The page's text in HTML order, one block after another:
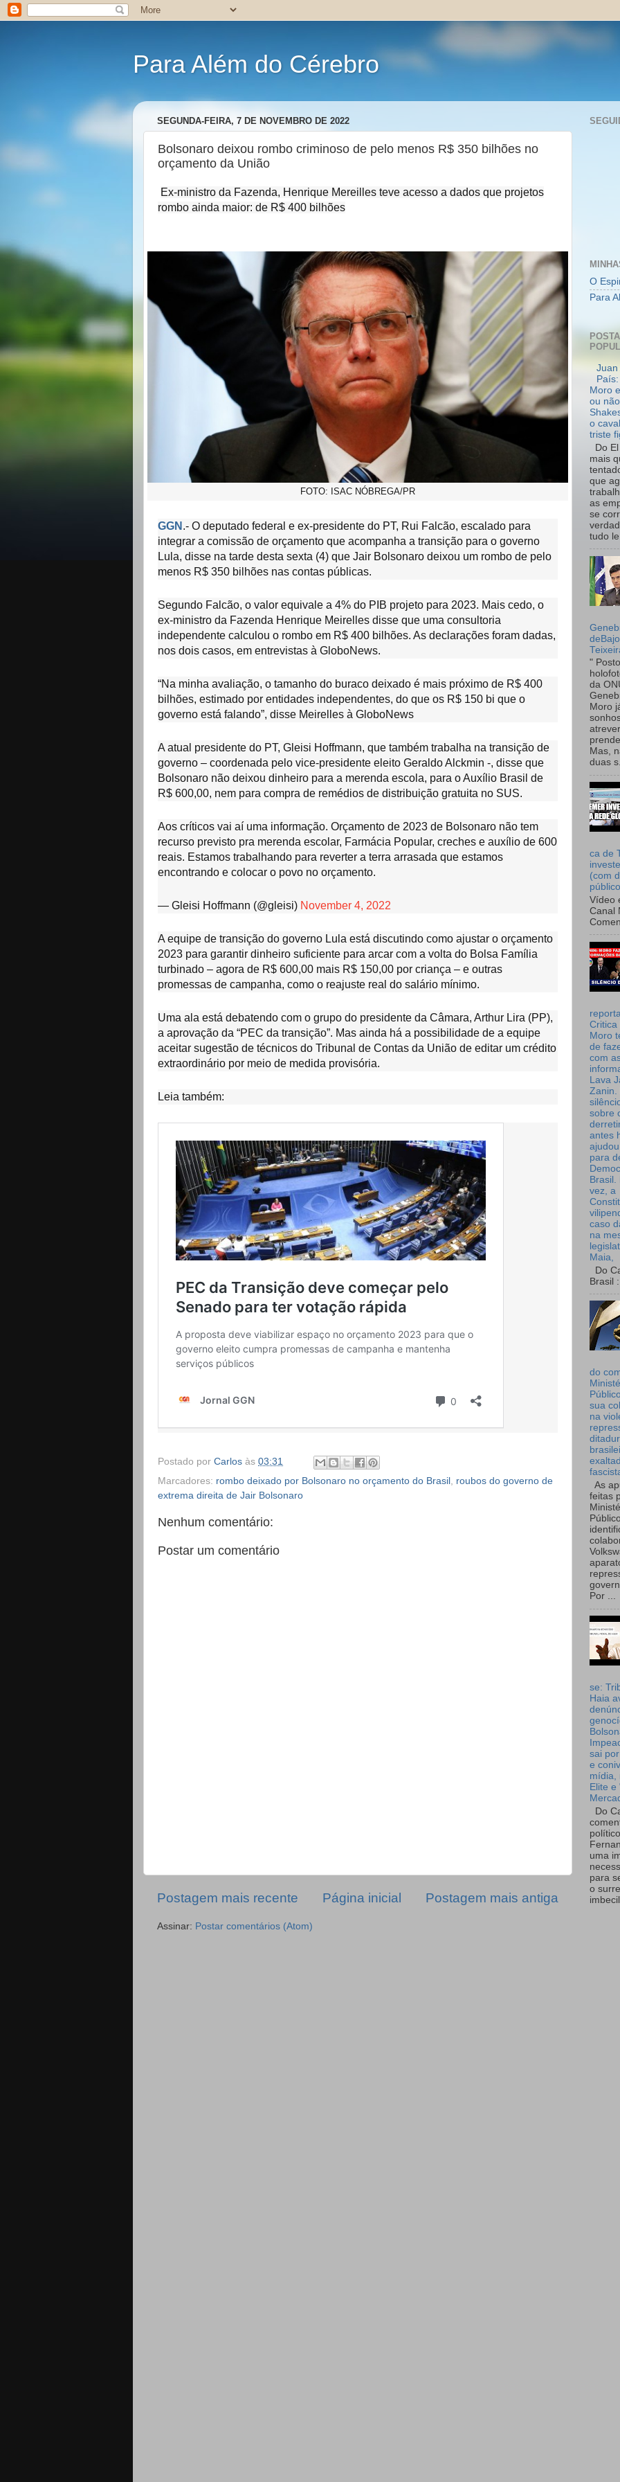
Para Além do Cérebro
SEGUNDA-FEIRA, 7 DE NOVEMBRO DE 2022
Bolsonaro deixou rombo criminoso de pelo menos R$ 350 bilhões no
orçamento da União
Ex-ministro da Fazenda, Henrique Mereilles teve acesso a dados que projetos
rombo ainda maior: de R$ 400 bilhões
FOTO: ISAC NÓBREGA/PR
GGN .- O deputado federal e ex-presidente do PT, Rui Falcão, escalado para
integrar a comissão de orçamento que acompanha a transição para o governo
Lula, disse na tarde desta sexta (4) que Jair Bolsonaro deixou um rombo de pelo
menos R$ 350 bilhões nas contas públicas.
Segundo Falcão, o valor equivale a 4% do PIB projeto para 2023. Mais cedo, o
ex-ministro da Fazenda Henrique Meirelles disse que uma consultoria
independente calculou o rombo em R$ 400 bilhões. As declarações foram dadas,
nos dois casos, em entrevistas à GloboNews.
“Na minha avaliação, o tamanho do buraco deixado é mais próximo de R$ 400
bilhões, estimado por entidades independentes, do que os R$ 150 bi que o
governo está falando”, disse Meirelles à GloboNews
A atual presidente do PT, Gleisi Hoffmann, que também trabalha na transição de
governo – coordenada pelo vice-presidente eleito Geraldo Alckmin -, disse que
Bolsonaro não deixou dinheiro para a merenda escola, para o Auxílio Brasil de
R$ 600,00, nem para compra de remédios de distribuição gratuita no SUS.
Aos críticos vai aí uma informação. Orçamento de 2023 de Bolsonaro não tem
recurso previsto pra merenda escolar, Farmácia Popular, creches e auxílio de 600
reais. Estamos trabalhando para reverter a terra arrasada que estamos
encontrando e colocar o povo no orçamento.
— Gleisi Hoffmann (@gleisi) November 4, 2022
A equipe de transição do governo Lula está discutindo como ajustar o orçamento
2023 para garantir dinheiro suficiente para arcar com a volta do Bolsa Família
turbinado – agora de R$ 600,00 mais R$ 150,00 por criança – e outras
promessas de campanha, como o reajuste real do salário mínimo.
Uma ala está debatendo com o grupo do presidente da Câmara, Arthur Lira (PP),
a aprovação da “PEC da transição”. Mas ainda há a possibilidade de a equipe
aceitar sugestão de técnicos do Tribunal de Contas da União de editar um crédito
extraordinário por meio de medida provisória.
Leia também:
Postado por Carlos às 03:31
Marcadores: rombo deixado por Bolsonaro no orçamento do Brasil roubos do governo de
extrema direita de Jair Bolsonaro
Nenhum comentário:
Postar um comentário
Postagem mais recente Postagem mais antiga
Página inicial
Assinar: Postar comentários (Atom)
O
Para
Juan
Moro
ou
o
triste
Do
mais
que
as
se
tudo
"
da
Moro
Mas,
duas
ca de
(com
Vídeo
Canal
Critica
Moro
de
com
Lava
Zanin.
sobre
antes
para
Brasil.
vez, a
caso
na
Maia,
Do
Brasil :
do
sua
na
As
feitas
Por ...
se:
Haia
sai
e
mídia,
Elite e
Do
uma
para
o